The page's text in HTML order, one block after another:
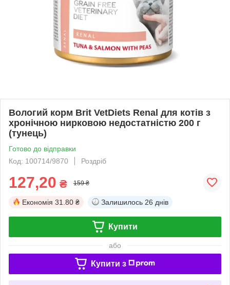
Вологий корм Brit VetDiets Renal для котів з
хронічною нирковою недостатністю 200 г
(тунець)
Готово до відправки
Код: 100714/9870
Роздріб
127,20 ₴ 159 ₴
Економія 31.80 ₴ Залишилось 26 днів
Купити
або
Купити з